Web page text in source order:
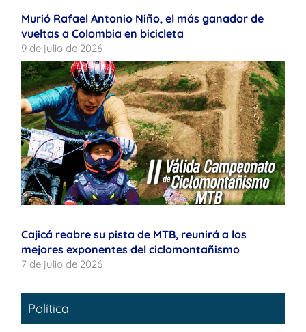
Murió Rafael Antonio Niño, el más ganador de
vueltas a Colombia en bicicleta
9 de julio de 2026
Cajicá reabre su pista de MTB, reunirá a los
mejores exponentes del ciclomontañismo
7 de julio de 2026
Política